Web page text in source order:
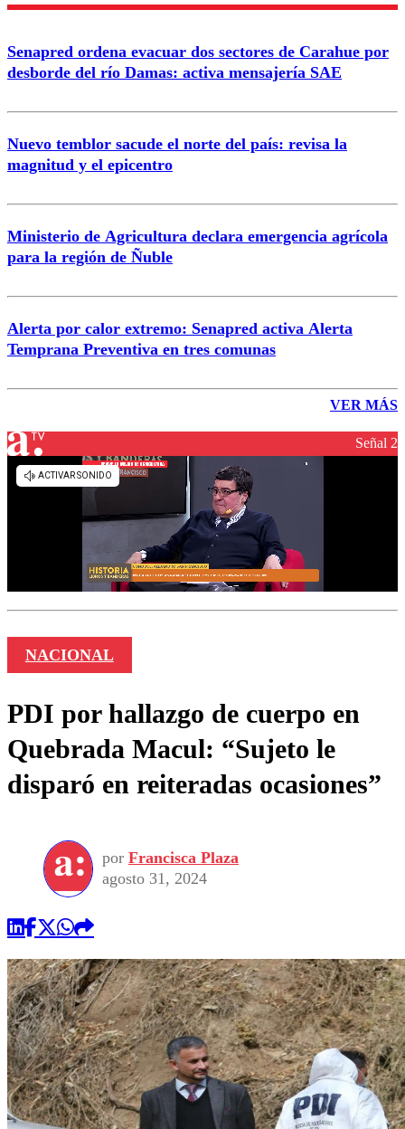
Enviar comentario
Senapred ordena evacuar dos sectores de Carahue por
desborde del río Damas: activa mensajería SAE
Nuevo temblor sacude el norte del país: revisa la
magnitud y el epicentro
Ministerio de Agricultura declara emergencia agrícola
para la región de Ñuble
Alerta por calor extremo: Senapred activa Alerta
Temprana Preventiva en tres comunas
VER MÁS
Señal 2
NACIONAL
PDI por hallazgo de cuerpo en
Quebrada Macul: “Sujeto le
disparó en reiteradas ocasiones”
por Francisca Plaza
agosto 31, 2024